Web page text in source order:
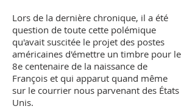
Lors de la dernière chronique, il a été
question de toute cette polémique
qu'avait suscitée le projet des postes
américaines d'émettre un timbre pour le
8e centenaire de la naissance de
François et qui apparut quand même
sur le courrier nous parvenant des États
Unis.